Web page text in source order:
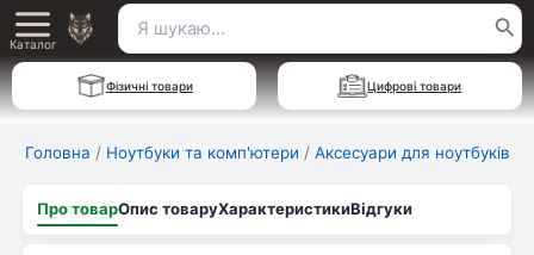
Перейти
до
вмісту
Main
Menu
Каталог
Пошук
для:
Фізичні товари Цифрові товари
Головна / Ноутбуки та комп'ютери / Аксесуари для ноутбуків
Про товарОпис товаруХарактеристикиВідгуки